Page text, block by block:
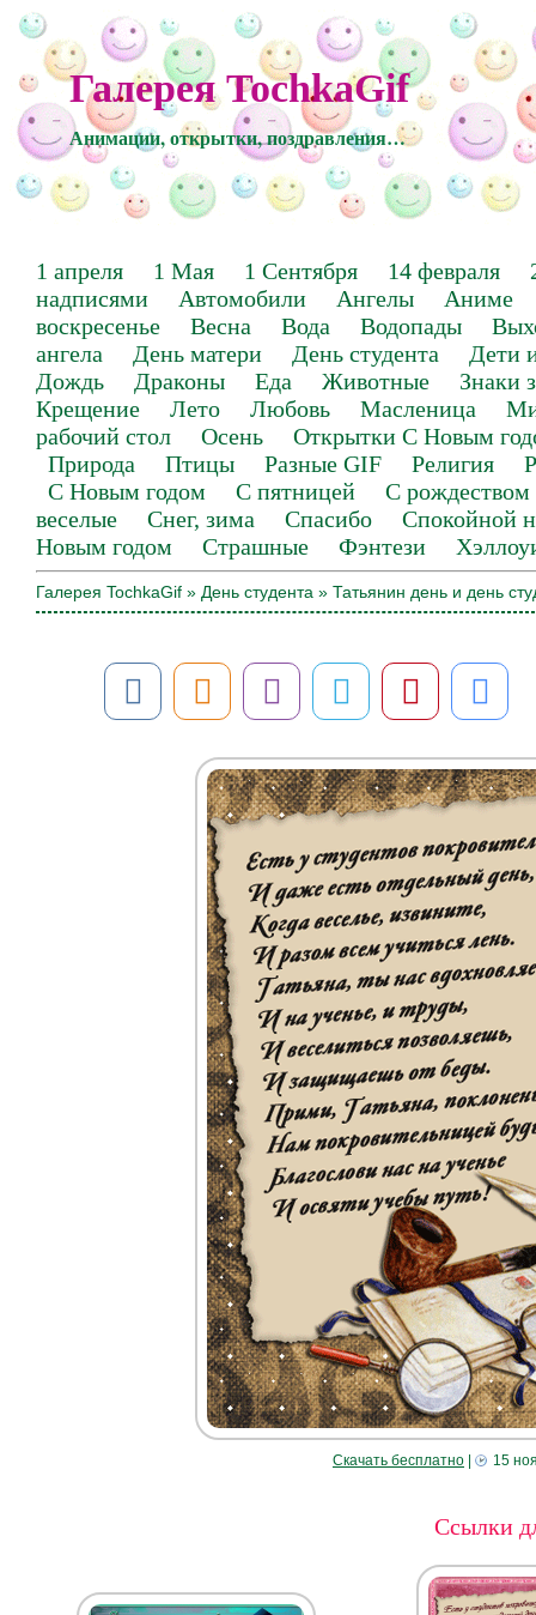
Галерея TochkaGif
Анимации, открытки, поздравления…
1 апреля 1 Мая 1 Сентября 14 февраля
надписями
Автомобили Ангелы
Аниме
воскресенье
Весна Вода Водопады
ангела
День матери День студента
Дети
Дождь
Драконы Еда Животные
Знаки
Крещение
Лето Любовь Масленица
рабочий стол
Осень
Открытки С Новым
Природа
Птицы Разные GIF Религия
С Новым годом
С пятницей
С рождеством
веселые
Снег, зима Спасибо
Спокойной
Новым годом
Страшные Фэнтези
Галерея TochkaGif » День студента » Татьянин день и день
Скачать бесплатно 15
Ссылки